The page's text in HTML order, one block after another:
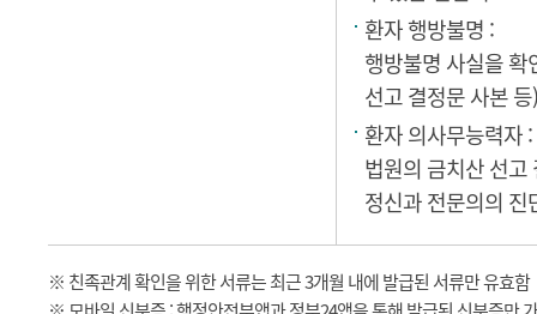
환자 행방불명 :
행방불명 사실을 확
선고 결정문 사본 등)
환자 의사무능력자 :
법원의 금치산 선
정신과 전문의의 진
※ 친족관계 확인을 위한 서류는 최근 3개월 내에 발급된 서류만 유효함